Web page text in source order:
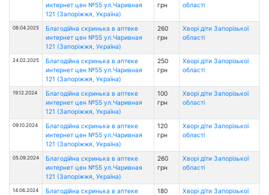
интернет цен №55 ул.Чаривная
121 (Запоріжжя, Україна)
грн
області
08.04.2025
Благодійна скринька в аптеке
интернет цен №55 ул.Чаривная
121 (Запоріжжя, Україна)
260
грн
Хворі діти Запорізької
області
24.02.2025
Благодійна скринька в аптеке
интернет цен №55 ул.Чаривная
121 (Запоріжжя, Україна)
250
грн
Хворі діти Запорізької
області
19.12.2024
Благодійна скринька в аптеке
интернет цен №55 ул.Чаривная
121 (Запоріжжя, Україна)
100
грн
Хворі діти Запорізької
області
09.10.2024
Благодійна скринька в аптеке
интернет цен №55 ул.Чаривная
121 (Запоріжжя, Україна)
120
грн
Хворі діти Запорізької
області
05.09.2024
Благодійна скринька в аптеке
интернет цен №55 ул.Чаривная
121 (Запоріжжя, Україна)
260
грн
Хворі діти Запорізької
області
14.06.2024
Благодійна скринька в аптеке
180
Хворі діти Запорізької